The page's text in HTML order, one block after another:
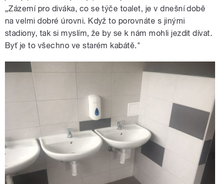
„Zázemí pro diváka, co se týče toalet, je v dnešní době
na velmi dobré úrovni. Když to porovnáte s jinými
stadiony, tak si myslím, že by se k nám mohli jezdit dívat.
Byť je to všechno ve starém kabátě."